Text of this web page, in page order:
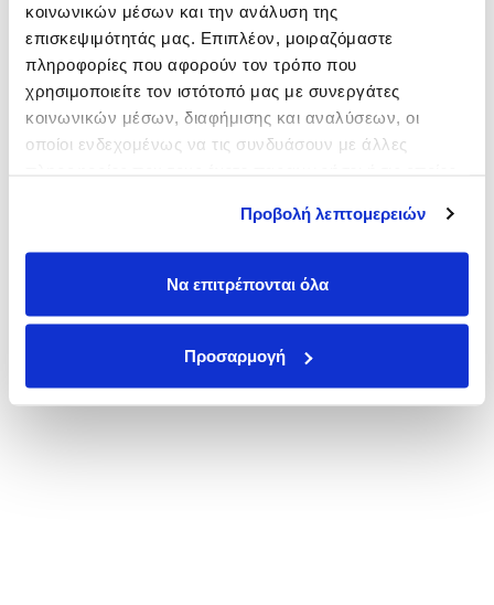
κοινωνικών μέσων και την ανάλυση της
επισκεψιμότητάς μας. Επιπλέον, μοιραζόμαστε
πληροφορίες που αφορούν τον τρόπο που
χρησιμοποιείτε τον ιστότοπό μας με συνεργάτες
κοινωνικών μέσων, διαφήμισης και αναλύσεων, οι
οποίοι ενδεχομένως να τις συνδυάσουν με άλλες
Προβολή λεπτομερειών
Να επιτρέπονται όλα
Προσαρμογή